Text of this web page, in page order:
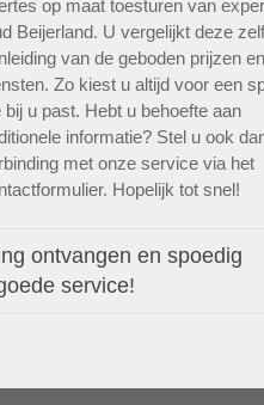
op maat toesturen van
Beijerland. U vergelijkt deze
van de geboden prijzen en
Zo kiest u altijd voor een
bij u past. Hebt u behoefte aan
informatie? Stel u ook
met onze service via het
Hopelijk tot snel!
ontvangen en spoedig
service!